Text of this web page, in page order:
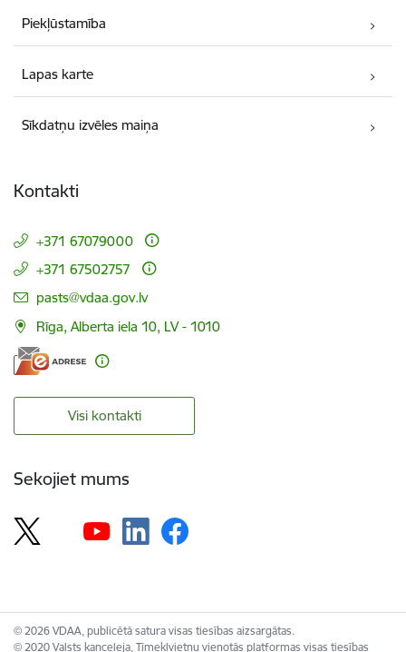
Piekļūstamība
Lapas karte
Sīkdatņu izvēles maiņa
Kontakti
+371 67079000
+371 67502757
E-pasts:
pasts@vdaa.gov.lv
Rīga, Alberta iela 10, LV - 1010
Visi kontakti
Sekojiet mums
© 2026 VDAA, publicētā satura visas tiesības aizsargātas.
© 2020 Valsts kanceleja, Tīmekļvietņu vienotās platformas visas tiesības